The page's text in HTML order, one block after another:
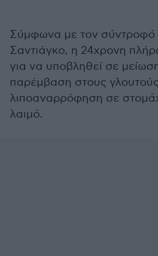
Σύμφωνα με τον σύντροφό
Σαντιάγκο, η 24χρονη
για να υποβληθεί σε
παρέμβαση στους
λιποαναρρόφηση σε
λαιμό.